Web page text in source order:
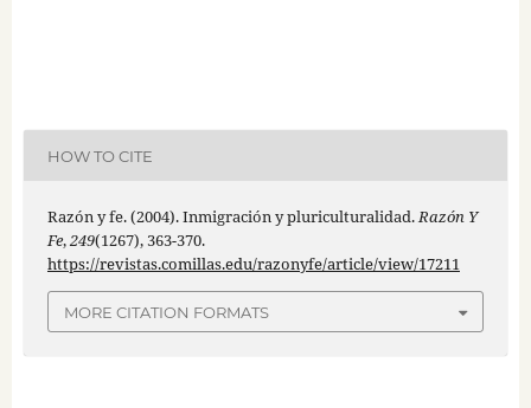
HOW TO CITE
Razón y fe. (2004). Inmigración y pluriculturalidad.Razón Y
Fe,249(1267), 363-370.
https://revistas.comillas.edu/razonyfe/article/view/17211
MORE CITATION FORMATS